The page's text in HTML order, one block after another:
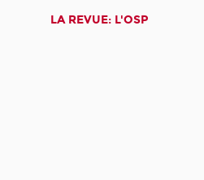
LA REVUE: L'OSP